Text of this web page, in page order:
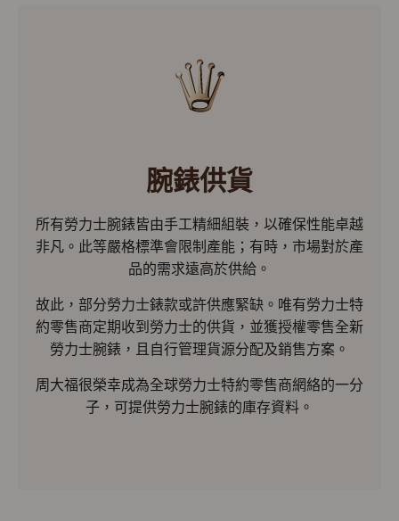
腕錶供貨
所有勞力士腕錶皆由手工精細組裝，以確保性能卓越
非凡。此等嚴格標準會限制產能；有時，市場對於產
品的需求遠高於供給。
故此，部分勞力士錶款或許供應緊缺。唯有勞力士特
約零售商定期收到勞力士的供貨，並獲授權零售全新
勞力士腕錶，且自行管理貨源分配及銷售方案。
周大福很榮幸成為全球勞力士特約零售商網絡的一分
子，可提供勞力士腕錶的庫存資料。